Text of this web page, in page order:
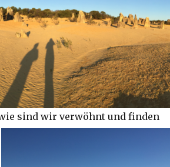
sind wir verwöhnt und finden